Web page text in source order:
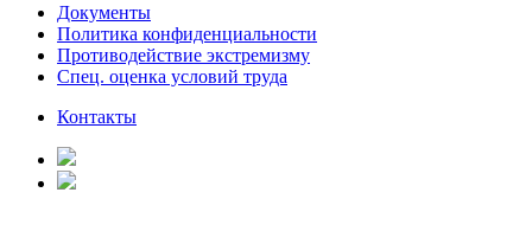
Документы
Политика конфиденциальности
Противодействие экстремизму
Спец. оценка условий труда
Контакты